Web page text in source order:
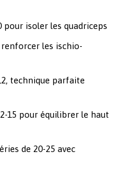
pour isoler les quadriceps
les ischio-
technique parfaite
15 pour équilibrer le haut
de 20-25 avec